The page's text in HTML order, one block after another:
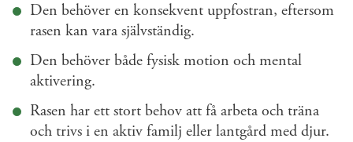
Den behöver en konsekvent uppfostran, eftersom
rasen kan vara självständig.
Den behöver både fysisk motion och mental
aktivering.
Rasen har ett stort behov att få arbeta och träna
och trivs i en aktiv familj eller lantgård med djur.